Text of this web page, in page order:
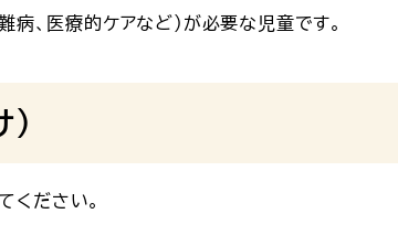
、医療的ケアなど）が必要な児童です。
ください。